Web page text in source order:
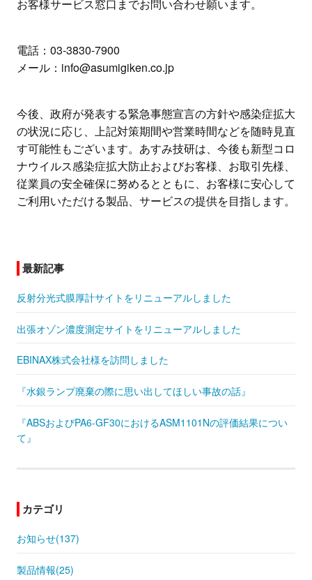
お客様サービス窓口までお問い合わせ願います。
電話：03-3830-7900
メール：info@asumigiken.co.jp
今後、政府が発表する緊急事態宣言の方針や感染症拡大
の状況に応じ、上記対策期間や営業時間などを随時見直
す可能性もございます。あすみ技研は、今後も新型コロ
ナウイルス感染症拡大防止およびお客様、お取引先様、
従業員の安全確保に努めるとともに、お客様に安心して
ご利用いただける製品、サービスの提供を目指します。
最新記事
反射分光式膜厚計サイトをリニューアルしました
出張オゾン濃度測定サイトをリニューアルしました
EBINAX株式会社様を訪問しました
『水銀ランプ廃棄の際に思い出してほしい事故の話』
『ABSおよびPA6-GF30におけるASM1101Nの評価結果につい
て』
カテゴリ
お知らせ(137)
製品情報(25)